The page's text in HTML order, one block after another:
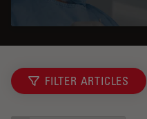
FILTER ARTICLES